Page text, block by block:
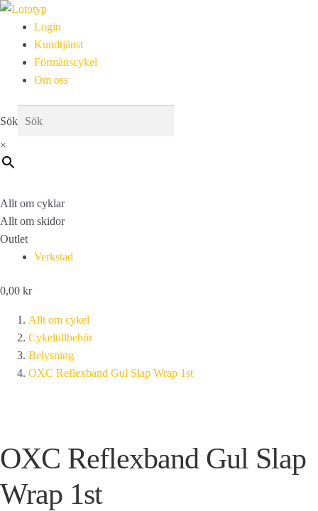
Login
Kundtjänst
Förmånscykel
Om oss
Sök
×
Allt om cyklar
Allt om skidor
Outlet
Verkstad
0,00 kr
Allt om cykel
Cykeltillbehör
Belysning
OXC Reflexband Gul Slap Wrap 1st
OXC Reflexband Gul Slap
Wrap 1st